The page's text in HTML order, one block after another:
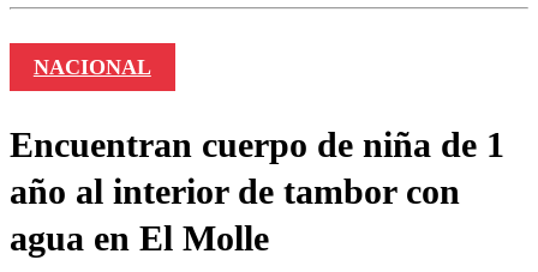
NACIONAL
Encuentran cuerpo de niña de 1
año al interior de tambor con
agua en El Molle